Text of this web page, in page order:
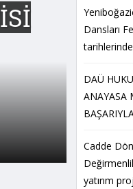
Dansları
DAÜ
ANAYASA
Cadde
yatırım